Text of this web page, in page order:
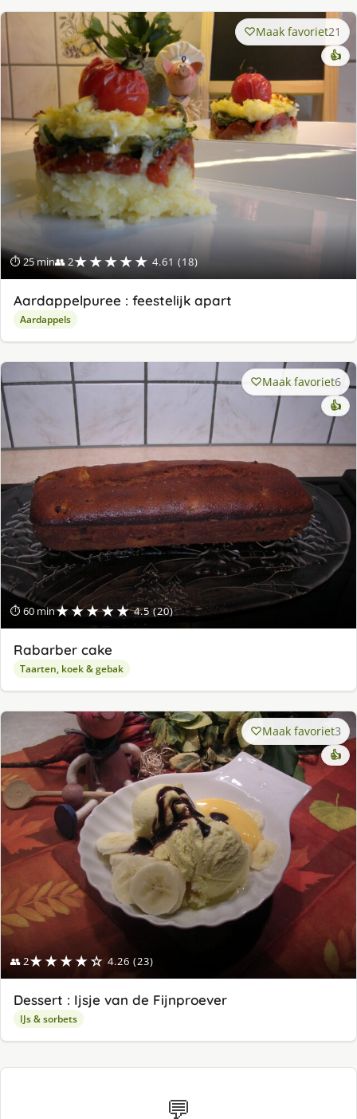
⏱ 25 min👥 2★★★★★ 4.61 (18)
Maak favoriet21
👍
Aardappelpuree : feestelijk apart
Aardappels
⏱ 60 min★★★★★ 4.5 (20)
Maak favoriet6
👍
Rabarber cake
Taarten, koek & gebak
👥 2★★★★☆ 4.26 (23)
Maak favoriet3
👍
Dessert : Ijsje van de Fijnproever
IJs & sorbets
💬